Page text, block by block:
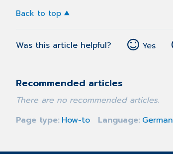
Back to top
Was this article helpful? Yes
Recommended articles
There are no recommended articles.
Page type How-to Language German